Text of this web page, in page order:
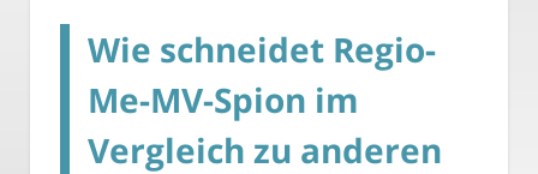
Wie schneidet Regio-
Me-MV-Spion im
Vergleich zu anderen